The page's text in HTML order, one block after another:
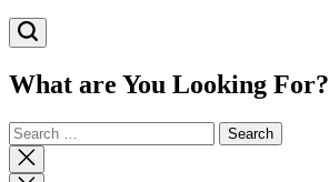
What are You Looking For?
Search
for:
Close
search